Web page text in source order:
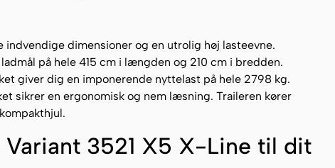
dimensioner og en utrolig høj lasteevne.
på hele 415 cm i længden og 210 cm i bredden.
giver dig en imponerende nyttelast på hele 2798 kg.
sikrer en ergonomisk og nem læsning. Traileren kører
3521 X5 X-Line til dit